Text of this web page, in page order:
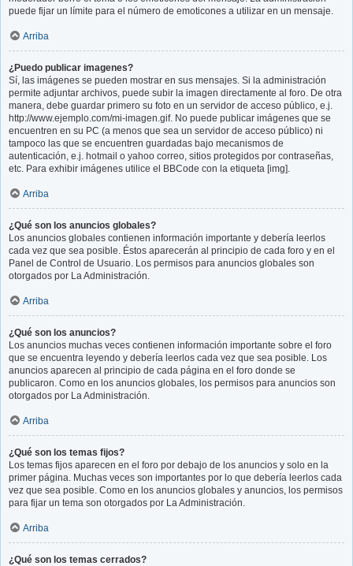
puede fijar un límite para el número de emoticones a utilizar en un mensaje.
Arriba
¿Puedo publicar imagenes?
Sí, las imágenes se pueden mostrar en sus mensajes. Si la administración
permite adjuntar archivos, puede subir la imagen directamente al foro. De otra
manera, debe guardar primero su foto en un servidor de acceso público, e.j.
http://www.ejemplo.com/mi-imagen.gif. No puede publicar imágenes que se
encuentren en su PC (a menos que sea un servidor de acceso público) ni
tampoco las que se encuentren guardadas bajo mecanismos de
autenticación, e.j. hotmail o yahoo correo, sitios protegidos por contraseñas,
etc. Para exhibir imágenes utilice el BBCode con la etiqueta [img].
Arriba
¿Qué son los anuncios globales?
Los anuncios globales contienen información importante y debería leerlos
cada vez que sea posible. Éstos aparecerán al principio de cada foro y en el
Panel de Control de Usuario. Los permisos para anuncios globales son
otorgados por La Administración.
Arriba
¿Qué son los anuncios?
Los anuncios muchas veces contienen información importante sobre el foro
que se encuentra leyendo y debería leerlos cada vez que sea posible. Los
anuncios aparecen al principio de cada página en el foro donde se
publicaron. Como en los anuncios globales, los permisos para anuncios son
otorgados por La Administración.
Arriba
¿Qué son los temas fijos?
Los temas fijos aparecen en el foro por debajo de los anuncios y solo en la
primer página. Muchas veces son importantes por lo que debería leerlos cada
vez que sea posible. Como en los anuncios globales y anuncios, los permisos
para fijar un tema son otorgados por La Administración.
Arriba
¿Qué son los temas cerrados?